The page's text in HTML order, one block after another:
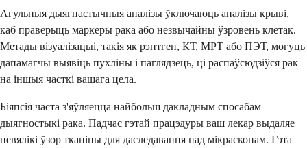
Агульныя дыягнастычныя аналізы ўключаюць аналізы крыві,
каб праверыць маркеры рака або незвычайны ўзровень клетак.
Метады візуалізацыі, такія як рэнтген, КТ, МРТ або ПЭТ, могуць
дапамагчы выявіць пухліны і паглядзець, ці распаўсюдзіўся рак
на іншыя часткі вашага цела.
Біяпсія часта з'яўляецца найбольш дакладным спосабам
дыягностыкі рака. Падчас гэтай працэдуры ваш лекар выдаляе
невялікі ўзор тканіны для даследавання пад мікраскопам. Гэта